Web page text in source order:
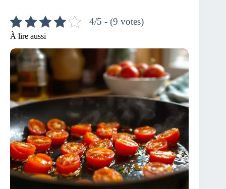
4/5 - (9 votes)
À lire aussi